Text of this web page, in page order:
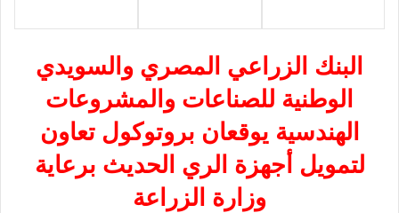
البنك الزراعي المصري والسويدي
الوطنية للصناعات والمشروعات
الهندسية يوقعان بروتوكول تعاون
لتمويل أجهزة الري الحديث برعاية
وزارة الزراعة